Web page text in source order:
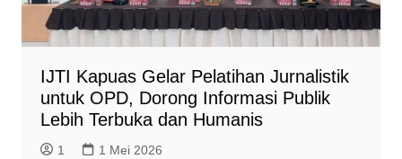
IJTI Kapuas Gelar Pelatihan Jurnalistik
untuk OPD, Dorong Informasi Publik
Lebih Terbuka dan Humanis
1 1 Mei 2026